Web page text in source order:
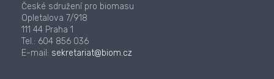
České sdružení pro biomasu
Opletalova 7/918
111 44 Praha 1
Tel.: 604 856 036
E-mail: sekretariat@biom.cz